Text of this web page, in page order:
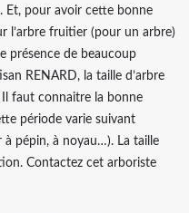
Et, pour avoir cette bonne
l’arbre fruitier (pour un arbre)
présence de beaucoup
RENARD, la taille d’arbre
faut connaitre la bonne
période varie suivant
à pépin, à noyau…). La taille
Contactez cet arboriste